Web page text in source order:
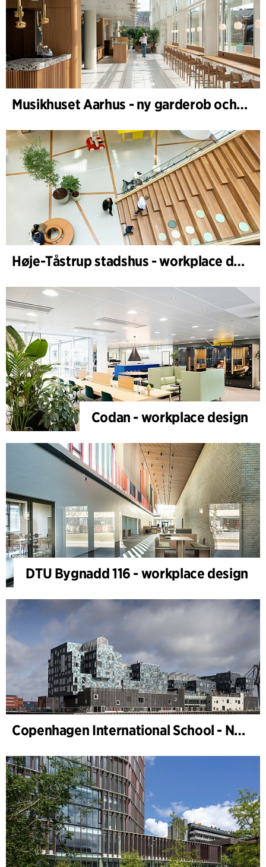
Musikhuset Aarhus - ny garderob och café- och foajébar
Høje-Tåstrup stadshus - workplace design
Codan - workplace design
DTU Bygnadd 116 - workplace design
Copenhagen International School - Nordhavn